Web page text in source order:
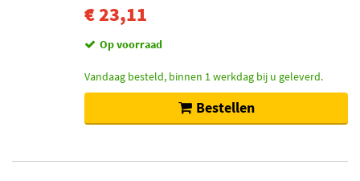
€ 23,11
Op voorraad
Vandaag besteld, binnen 1 werkdag bij u geleverd.
Bestellen